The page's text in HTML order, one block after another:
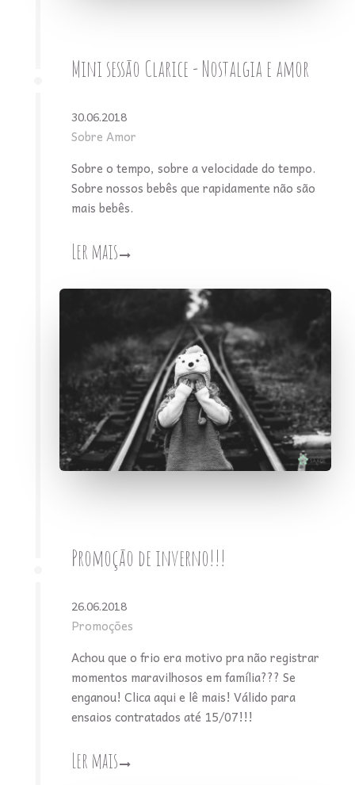
Mini sessão Clarice - Nostalgia e amor
30.06.2018
Sobre Amor
Sobre o tempo, sobre a velocidade do tempo.
Sobre nossos bebês que rapidamente não são
mais bebês.
Ler mais
Promoção de inverno!!!
26.06.2018
Promoções
Achou que o frio era motivo pra não registrar
momentos maravilhosos em família??? Se
enganou! Clica aqui e lê mais! Válido para
ensaios contratados até 15/07!!!
Ler mais